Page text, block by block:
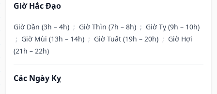
Giờ Hắc Đạo
Giờ Dần (3h – 4h) ; Giờ Thìn (7h – 8h) ; Giờ Tỵ (9h – 10h)
; Giờ Mùi (13h – 14h) ; Giờ Tuất (19h – 20h) ; Giờ Hợi
(21h – 22h)
Các Ngày Kỵ